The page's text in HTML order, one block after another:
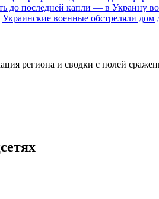
до последней капли — в Украину
Украинские военные обстреляли дом
региона и сводки с полей